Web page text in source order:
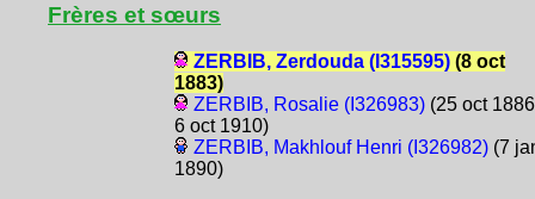
Frères et sœurs
ZERBIB, Zerdouda (I315595)(8 oct
1883)
ZERBIB, Rosalie (I326983)(25 oct
6 oct 1910)
ZERBIB, Makhlouf Henri (I326982)(7
1890)